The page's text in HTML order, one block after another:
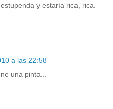
y estaría rica, rica.
a las 22:58
una pinta...